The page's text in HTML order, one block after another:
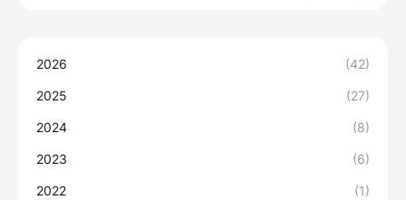
2026 (42)
2025 (27)
2024 (8)
2023 (6)
2022 (1)